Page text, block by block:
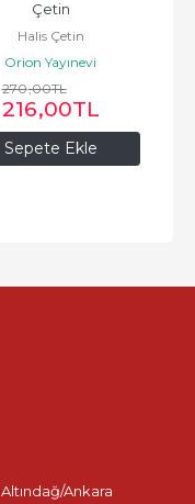
Sepete Ekle
Çetin
Halis Çetin
Orion Yayınevi
270,00TL
216,00TL
Ankara